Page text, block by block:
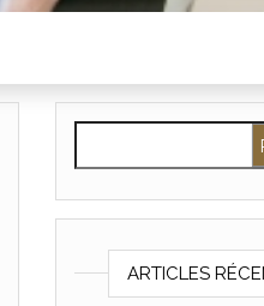
ARTICLES